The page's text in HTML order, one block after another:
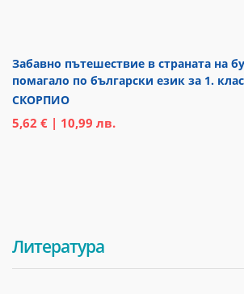
Забавно пътешествие в страната на
помагало по български език за 1. клас
СКОРПИО
5,62 € | 10,99 лв.
Литература